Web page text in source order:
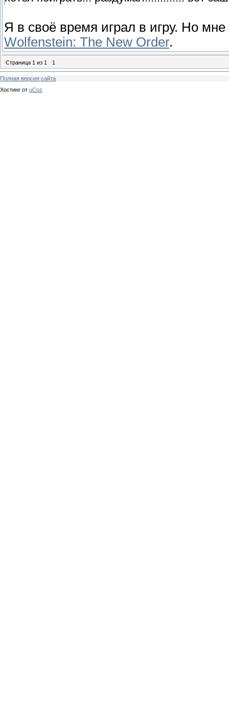
Я в своё время играл в игру. Но
Wolfenstein: The New Order.
Страница 1 из 1 1
Полная версия сайта
Хостинг от uCoz